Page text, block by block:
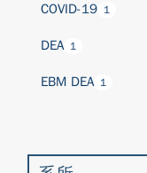
COVID-19 1
DEA 1
EBM DEA 1